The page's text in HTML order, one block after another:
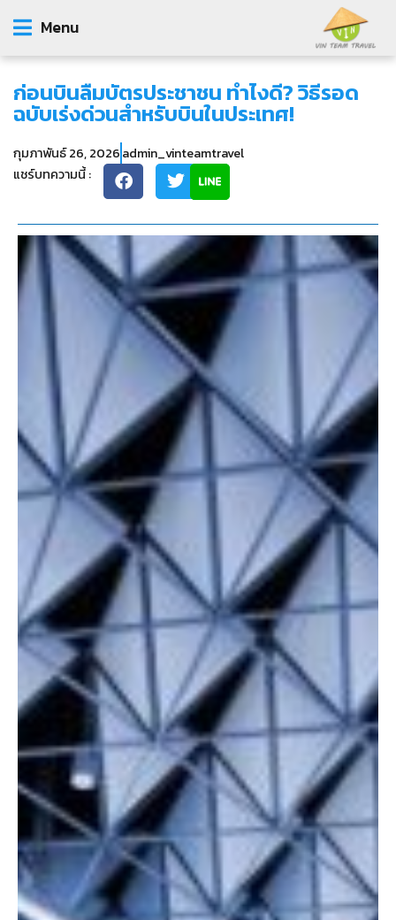
Menu
ก่อนบินลืมบัตรประชาชน ทำไงดี? วิธีรอด
ฉบับเร่งด่วนสำหรับบินในประเทศ!
กุมภาพันธ์ 26, 2026admin_vinteamtravel
แชร์บทความนี้ :